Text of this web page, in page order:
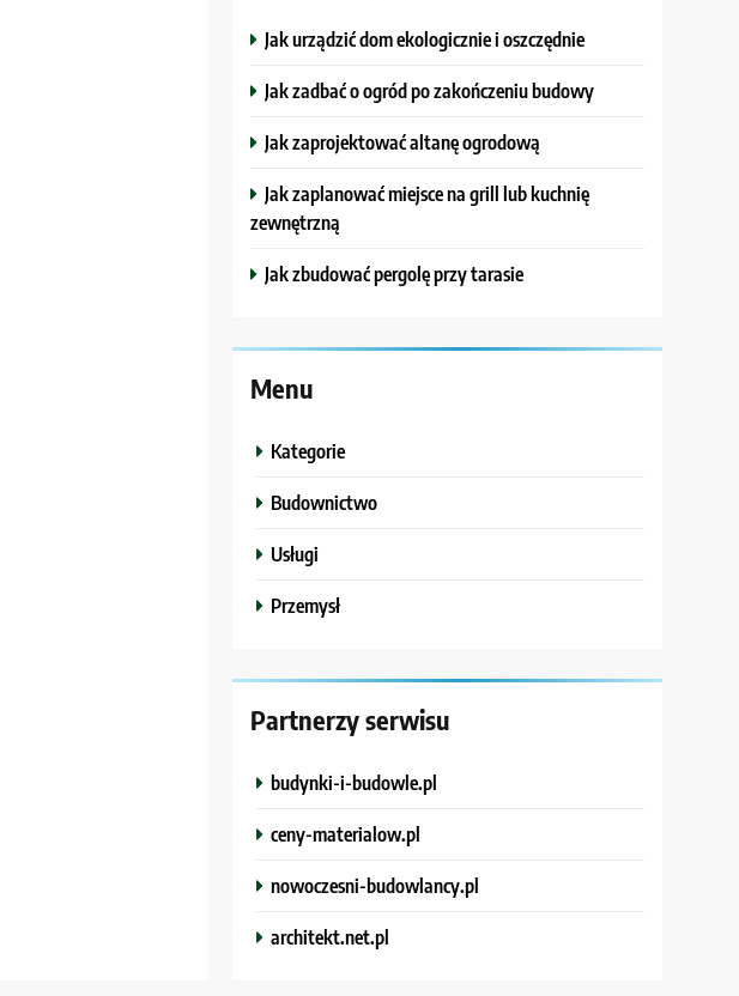
Jak urządzić dom ekologicznie i oszczędnie
Jak zadbać o ogród po zakończeniu budowy
Jak zaprojektować altanę ogrodową
Jak zaplanować miejsce na grill lub kuchnię
zewnętrzną
Jak zbudować pergolę przy tarasie
Menu
Kategorie
Budownictwo
Usługi
Przemysł
Partnerzy serwisu
budynki-i-budowle.pl
ceny-materialow.pl
nowoczesni-budowlancy.pl
architekt.net.pl